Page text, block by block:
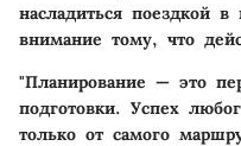
насладиться поездкой
внимание тому, что
"Планирование — это
подготовки. Успех
только от самого